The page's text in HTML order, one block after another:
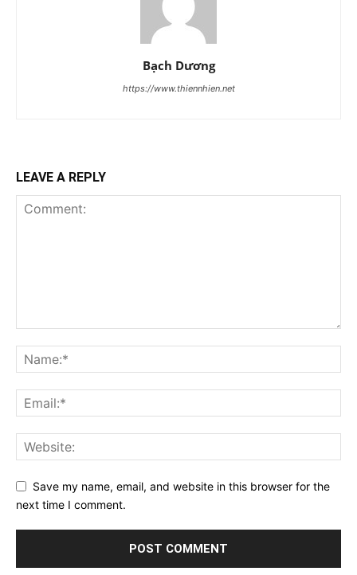
Bạch Dương
https://www.thiennhien.net
LEAVE A REPLY
Save my name, email, and website in this browser for the
next time I comment.